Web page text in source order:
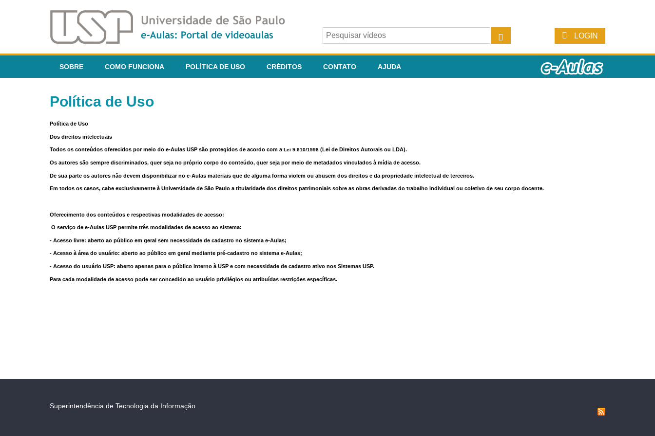
LOGIN
SOBRE COMO FUNCIONA POLÍTICA DE USO CRÉDITOS CONTATO AJUDA
Política de Uso
Política de Uso
Dos direitos intelectuais
Todos os conteúdos oferecidos por meio do e-Aulas USP são protegidos de acordo com a Lei 9.610/1998 (Lei de Direitos Autorais ou LDA).
Os autores são sempre discriminados, quer seja no próprio corpo do conteúdo, quer seja por meio de metadados vinculados à mídia de acesso.
De sua parte os autores não devem disponibilizar no e-Aulas materiais que de alguma forma violem ou abusem dos direitos e da propriedade intelectual de terceiros.
Em todos os casos, cabe exclusivamente à Universidade de São Paulo a titularidade dos direitos patrimoniais sobre as obras derivadas do trabalho individual ou coletivo de seu corpo docente.
Oferecimento dos conteúdos e respectivas modalidades de acesso:
O serviço de e-Aulas USP permite três modalidades de acesso ao sistema:
- Acesso livre: aberto ao público em geral sem necessidade de cadastro no sistema e-Aulas;
- Acesso à área do usuário: aberto ao público em geral mediante pré-cadastro no sistema e-Aulas;
- Acesso do usuário USP: aberto apenas para o público interno à USP e com necessidade de cadastro ativo nos Sistemas USP.
Para cada modalidade de acesso pode ser concedido ao usuário privilégios ou atribuídas restrições específicas.
Superintendência de Tecnologia da Informação